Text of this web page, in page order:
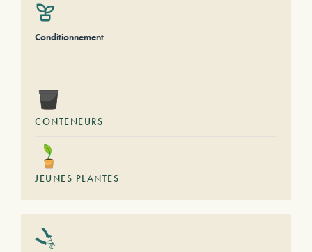
Conditionnement
CONTENEURS
JEUNES PLANTES